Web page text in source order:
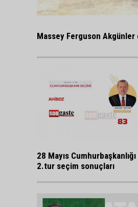
Massey Ferguson Akgünler
28 Mayıs Cumhurbaşkanlığı
2.tur seçim sonuçları